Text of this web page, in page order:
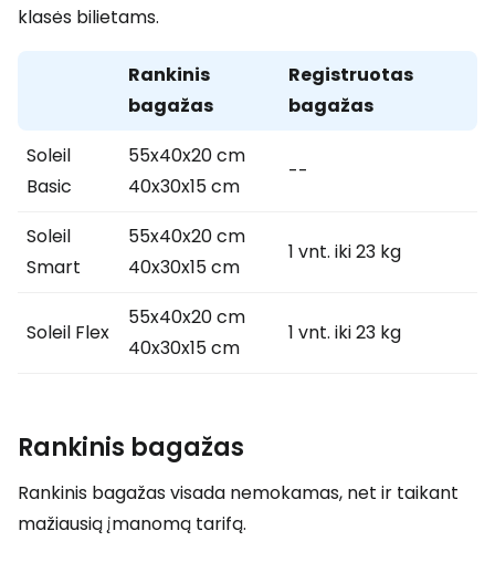
klasės bilietams.
Rankinis
bagažas
Registruotas
bagažas
Soleil
Basic
55x40x20 cm
40x30x15 cm
--
Soleil
Smart
55x40x20 cm
40x30x15 cm
1 vnt. iki 23 kg
Soleil Flex
55x40x20 cm
40x30x15 cm
1 vnt. iki 23 kg
Rankinis bagažas
Rankinis bagažas visada nemokamas, net ir taikant
mažiausią įmanomą tarifą.